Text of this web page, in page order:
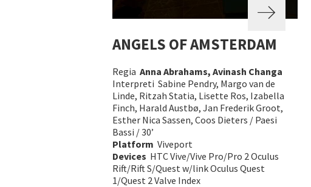
ANGELS OF AMSTERDAM
Regia Anna Abrahams, Avinash Changa
Interpreti Sabine Pendry, Margo van de
Linde, Ritzah Statia, Lisette Ros, Izabella
Finch, Harald Austbø, Jan Frederik Groot,
Esther Nica Sassen, Coos Dieters / Paesi
Bassi / 30’
Platform Viveport
Devices HTC Vive/Vive Pro/Pro 2 Oculus
Rift/Rift S/Quest w/link Oculus Quest
1/Quest 2 Valve Index